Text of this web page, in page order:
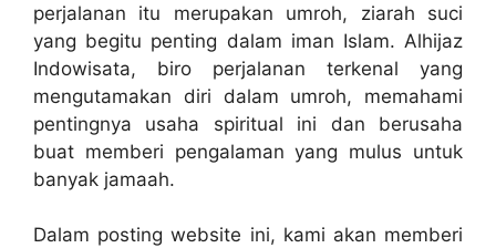
perjalanan itu merupakan umroh, ziarah suci
yang begitu penting dalam iman Islam. Alhijaz
Indowisata, biro perjalanan terkenal yang
mengutamakan diri dalam umroh, memahami
pentingnya usaha spiritual ini dan berusaha
buat memberi pengalaman yang mulus untuk
banyak jamaah.
Dalam posting website ini, kami akan memberi